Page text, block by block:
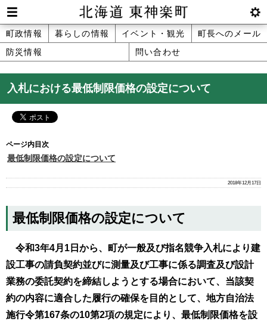
本
文
へ
メ
ュ
Men
u
btnS
ettin
北海道 東神楽町 Hokkaido
メ
ニ
ュ
町政情報 暮らしの情報 イベント・観光
町長へのメール
防災情報
問い合わせ
入札における最低制限価格の設定について
ページ内目次
最低制限価格の設定について
2018年12月17日
最低制限価格の設定について
令和3年4月1日から、町が一般及び指名競争入札により建
設工事の請負契約並びに測量及び工事に係る調査及び設計
業務の委託契約を締結しようとする場合において、当該契
約の内容に適合した履行の確保を目的として、地方自治法
施行令第167条の10第2項の規定により、最低制限価格を設